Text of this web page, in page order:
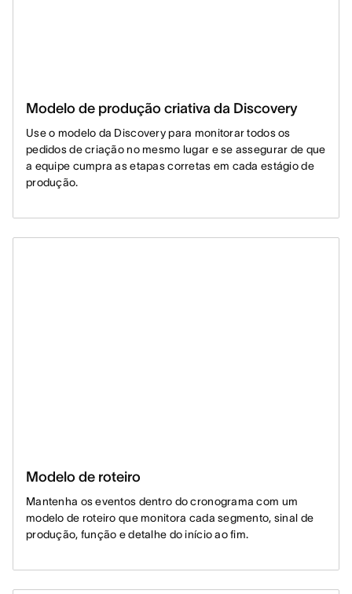
Modelo de produção criativa da Discovery
Use o modelo da Discovery para monitorar todos os
pedidos de criação no mesmo lugar e se assegurar de que
a equipe cumpra as etapas corretas em cada estágio de
produção.
Modelo de roteiro
Mantenha os eventos dentro do cronograma com um
modelo de roteiro que monitora cada segmento, sinal de
produção, função e detalhe do início ao fim.